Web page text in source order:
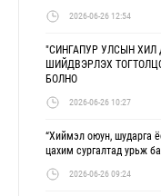
2026-06-26 12:54
"СИНГАПУР УЛСЫН
ШИЙДВЭРЛЭХ
БОЛНО
2026-06-26 10:27
“Хиймэл оюун, шударга
цахим сургалтад урьж
2026-06-26 09:24